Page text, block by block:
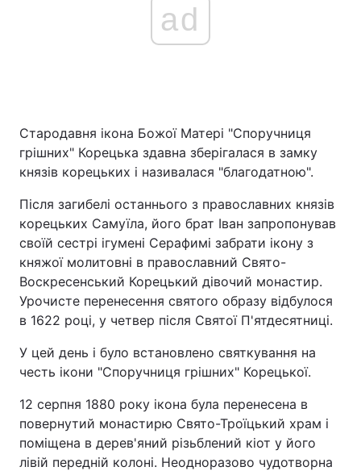
ad
Стародавня ікона Божої Матері "Споручниця
грішних" Корецька здавна зберігалася в замку
князів корецьких і називалася "благодатною".
Після загибелі останнього з православних князів
корецьких Самуїла, його брат Іван запропонував
своїй сестрі ігумені Серафимі забрати ікону з
княжої молитовні в православний Свято-
Воскресенський Корецький дівочий монастир.
Урочисте перенесення святого образу відбулося
в 1622 році, у четвер після Святої П'ятдесятниці.
У цей день і було встановлено святкування на
честь ікони "Споручниця грішних" Корецької.
12 серпня 1880 року ікона була перенесена в
повернутий монастирю Свято-Троїцький храм і
поміщена в дерев'яний різьблений кіот у його
лівій передній колоні. Неодноразово чудотворна